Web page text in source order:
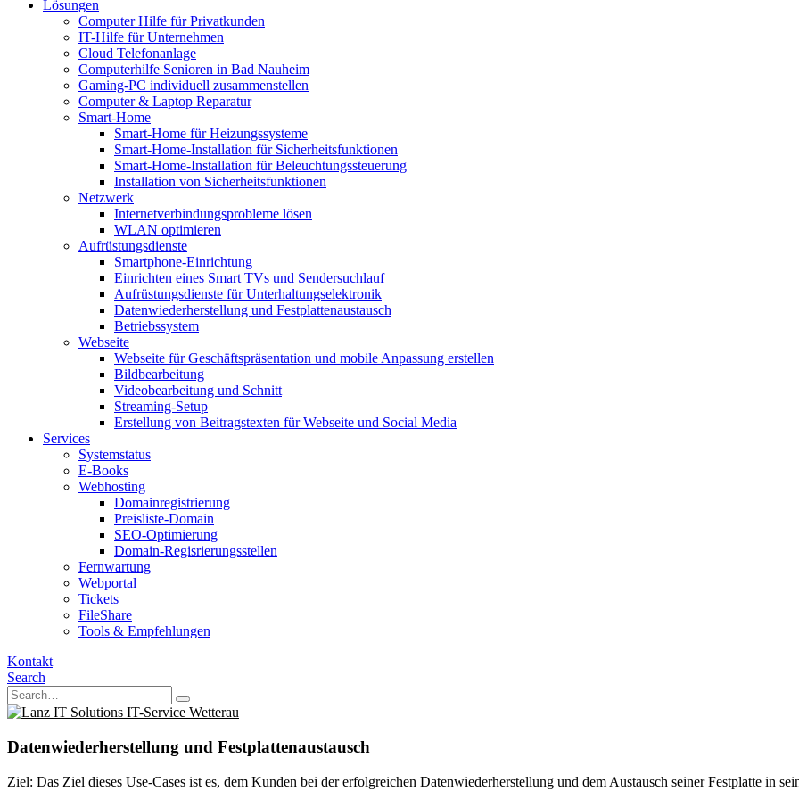
Lösungen
Computer Hilfe für Privatkunden
IT-Hilfe für Unternehmen
Cloud Telefonanlage
Computerhilfe Senioren in Bad Nauheim
Gaming-PC individuell zusammenstellen
Computer & Laptop Reparatur
Smart-Home
Smart-Home für Heizungssysteme
Smart-Home-Installation für Sicherheitsfunktionen
Smart-Home-Installation für Beleuchtungssteuerung
Installation von Sicherheitsfunktionen
Netzwerk
Internetverbindungsprobleme lösen
WLAN optimieren
Aufrüstungsdienste
Smartphone-Einrichtung
Einrichten eines Smart TVs und Sendersuchlauf
Aufrüstungsdienste für Unterhaltungselektronik
Datenwiederherstellung und Festplattenaustausch
Betriebssystem
Webseite
Webseite für Geschäftspräsentation und mobile Anpassung erstellen
Bildbearbeitung
Videobearbeitung und Schnitt
Streaming-Setup
Erstellung von Beitragstexten für Webseite und Social Media
Services
Systemstatus
E-Books
Webhosting
Domainregistrierung
Preisliste-Domain
SEO-Optimierung
Domain-Regisrierungsstellen
Fernwartung
Webportal
Tickets
FileShare
Tools & Empfehlungen
Kontakt
Search
Datenwiederherstellung und Festplattenaustausch
Ziel: Das Ziel dieses Use-Cases ist es, dem Kunden bei der erfolgreichen Datenwiederherstellung und dem Austausch seiner Festplatte in